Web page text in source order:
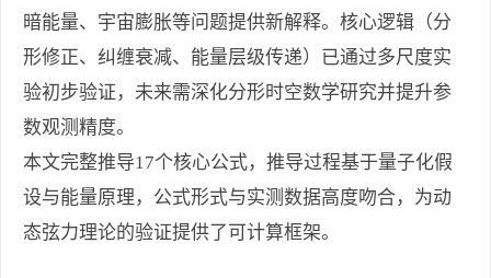
暗能量、宇宙膨胀等问题提供新解释。核心逻辑（分
形修正、纠缠衰减、能量层级传递）已通过多尺度实
验初步验证，未来需深化分形时空数学研究并提升参
数观测精度。
本文完整推导17个核心公式，推导过程基于量子化假
设与能量原理，公式形式与实测数据高度吻合，为动
态弦力理论的验证提供了可计算框架。